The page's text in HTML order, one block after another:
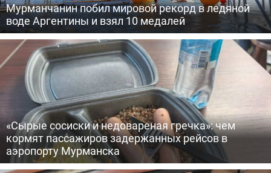
Мурманчанин побил мировой рекорд в ледяной
воде Аргентины и взял 10 медалей
«Сырые сосиски и недовареная гречка»: чем
кормят пассажиров задержанных рейсов в
аэропорту Мурманска